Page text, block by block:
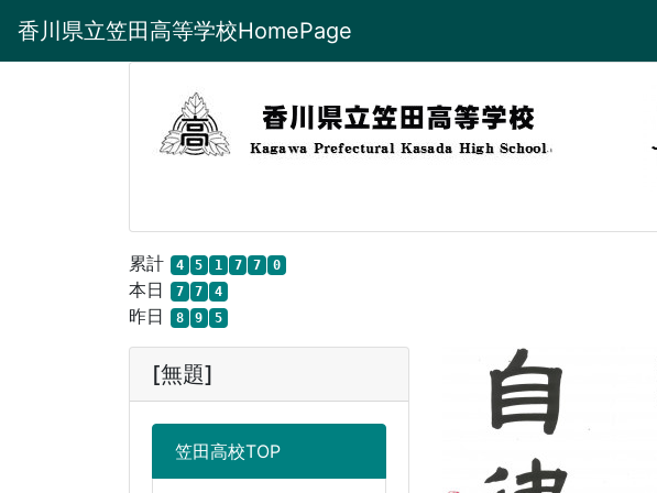
香川県立笠田高等学校HomePage
累計 4 5 1 7 7 0
本日 7 7 4
昨日 8 9 5
[無題]
笠田高校TOP